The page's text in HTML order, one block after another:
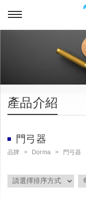
產品介紹
門弓器
品牌 Dorma 門弓器